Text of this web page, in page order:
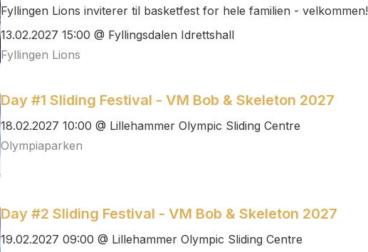
Fyllingen Lions inviterer til basketfest for hele familien - velkommen!
13.02.2027 15:00 @ Fyllingsdalen Idrettshall
Fyllingen Lions
Day #1 Sliding Festival - VM Bob & Skeleton 2027
18.02.2027 10:00 @ Lillehammer Olympic Sliding Centre
Olympiaparken
Day #2 Sliding Festival - VM Bob & Skeleton 2027
19.02.2027 09:00 @ Lillehammer Olympic Sliding Centre